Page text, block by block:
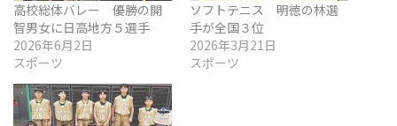
高校総体バレー 優勝の開
智男女に日高地方５選手
2026年6月2日
スポーツ
ソフトテニス 明徳の林選
手が全国３位
2026年3月21日
スポーツ